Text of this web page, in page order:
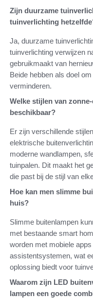
Zijn duurzame
tuinverlichting
Ja, duurzame
tuinverlichting verwijzen
gebruikmaakt van
Beide hebben als doel
verminderen.
Welke stijlen van
beschikbaar?
Er zijn verschillende
elektrische
moderne wandlampen,
tuinpalen. Dit maakt het
die past bij de stijl van
Hoe kan men slimme
huis?
Slimme buitenlampen
met bestaande smart
worden met mobiele
assistentsystemen, wat
oplossing biedt voor
Waarom zijn LED
lampen een goede